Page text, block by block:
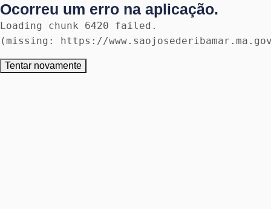
Ocorreu um erro na aplicação.
Loading chunk 6420 failed.
(missing: https://
Tentar novamente